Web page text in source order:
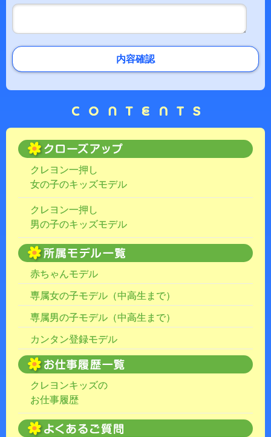
内容確認
クレヨン一押し
女の子のキッズモデル
クレヨン一押し
男の子のキッズモデル
赤ちゃんモデル
専属女の子モデル（中高生まで）
専属男の子モデル（中高生まで）
カンタン登録モデル
クレヨンキッズの
お仕事履歴